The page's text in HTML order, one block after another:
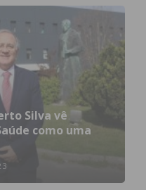
Silva vê
como uma